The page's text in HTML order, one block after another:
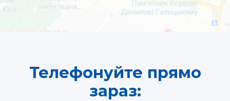
Телефонуйте прямо
зараз: